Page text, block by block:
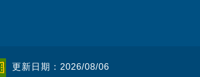
更新日期：2026/08/06